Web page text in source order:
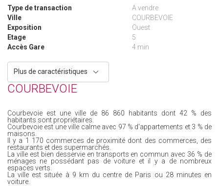
Type de transaction
A vendre
Ville
COURBEVOIE
Exposition
Ouest
Etage
5
Accès Gare
4 min
Plus de caractéristiques
COURBEVOIE
Courbevoie est une ville de 86 860 habitants dont 42 % des
habitants sont propriétaires.
Courbevoie est une ville calme avec 97 % d'appartements et 3 % de
maisons.
Il y a 1 170 commerces de proximité dont des commerces, des
restaurants et des supermarchés.
La ville est bien desservie en transports en commun avec 36 % de
ménages ne possédant pas de voiture et il y a de nombreux
espaces verts.
La ville est située à 9 km du centre de Paris ou 28 minutes en
voiture.